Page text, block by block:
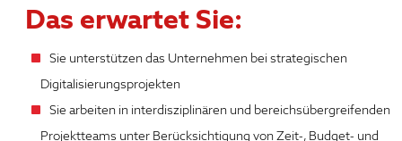
Das erwartet Sie:
Sie unterstützen das Unternehmen bei strategischen
Digitalisierungsprojekten
Sie arbeiten in interdisziplinären und bereichsübergreifenden
Projektteams unter Berücksichtigung von Zeit-, Budget- und